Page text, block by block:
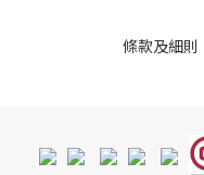
條款及細